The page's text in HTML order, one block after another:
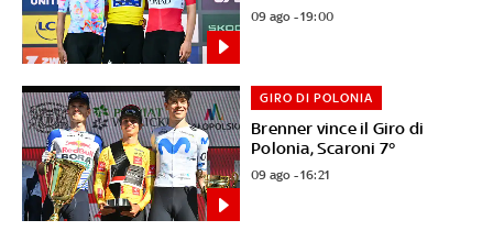
09 ago - 19:00
Brenner vince il Giro di
Polonia, Scaroni 7°
GIRO DI POLONIA
09 ago - 16:21